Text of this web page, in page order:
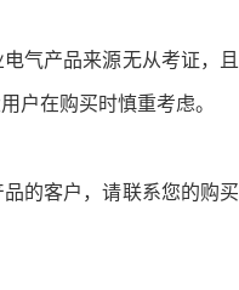
电气产品来源无从考证，且
户在购买时慎重考虑。
品的客户，请联系您的购买